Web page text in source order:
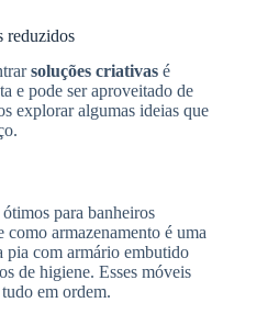
reduzidos
soluções criativas é
e pode ser aproveitado de
explorar algumas ideias que
para banheiros
armazenamento é uma
pia com armário embutido
de higiene. Esses móveis
em ordem.